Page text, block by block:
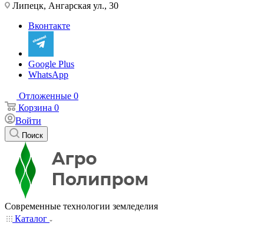
Липецк, Ангарская ул., 30
Вконтакте
Google Plus
WhatsApp
Отложенные 0
Корзина 0
Войти
Поиск
Современные технологии земледелия
Каталог